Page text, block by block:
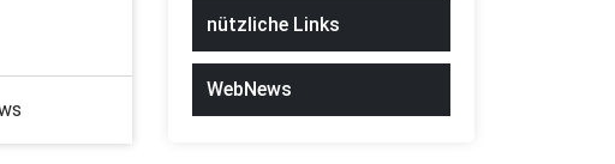
nützliche Links
WebNews